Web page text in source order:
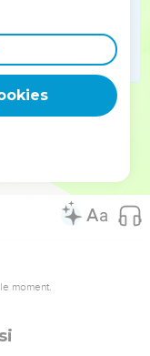
une séparation
en Jésus-
en communion
moment.